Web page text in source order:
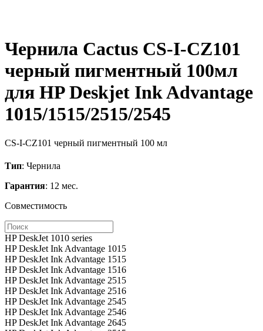
Чернила Cactus CS-I-CZ101
черный пигментный 100мл
для HP Deskjet Ink Advantage
1015/1515/2515/2545
CS-I-CZ101 черный пигментный 100 мл
Тип: Чернила
Гарантия: 12 мес.
Совместимость
HP DeskJet 1010 series
HP DeskJet Ink Advantage 1015
HP DeskJet Ink Advantage 1515
HP DeskJet Ink Advantage 1516
HP DeskJet Ink Advantage 2515
HP DeskJet Ink Advantage 2516
HP DeskJet Ink Advantage 2545
HP DeskJet Ink Advantage 2546
HP DeskJet Ink Advantage 2645